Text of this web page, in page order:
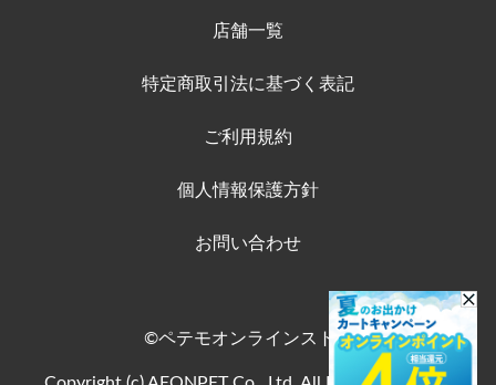
店舗一覧
特定商取引法に基づく表記
ご利用規約
個人情報保護方針
お問い合わせ
©ペテモオンラインストア